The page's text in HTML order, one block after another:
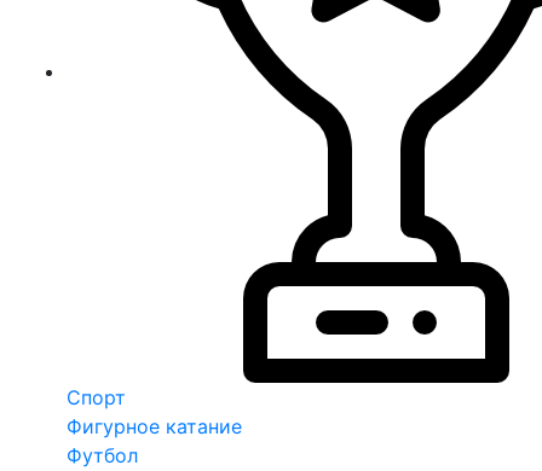
Спорт
Фигурное катание
Футбол